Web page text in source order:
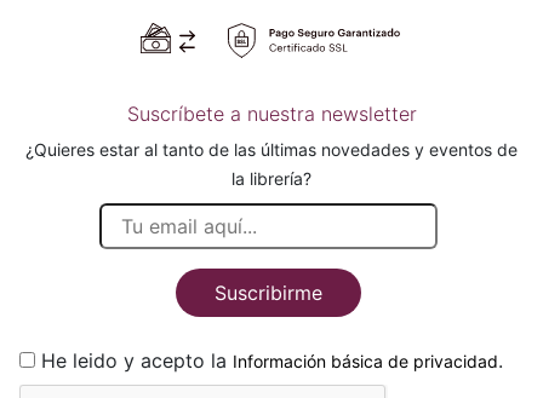
Suscríbete a nuestra newsletter
¿Quieres estar al tanto de las últimas novedades y eventos de
la librería?
Suscribirme
He leido y acepto la Información básica de privacidad.